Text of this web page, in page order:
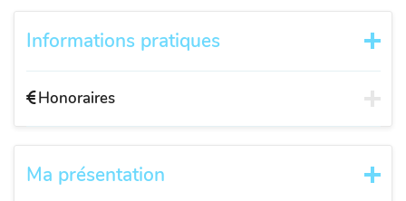
Informations pratiques
Honoraires
Ma présentation